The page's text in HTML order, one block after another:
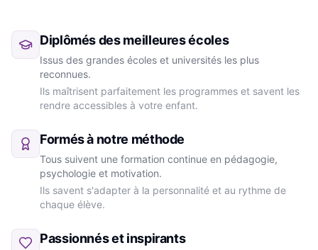
Diplômés des meilleures écoles
Issus des grandes écoles et universités les plus
reconnues.
Ils maîtrisent parfaitement les programmes et savent les
rendre accessibles à votre enfant.
Formés à notre méthode
Tous suivent une formation continue en pédagogie,
psychologie et motivation.
Ils savent s'adapter à la personnalité et au rythme de
chaque élève.
Passionnés et inspirants